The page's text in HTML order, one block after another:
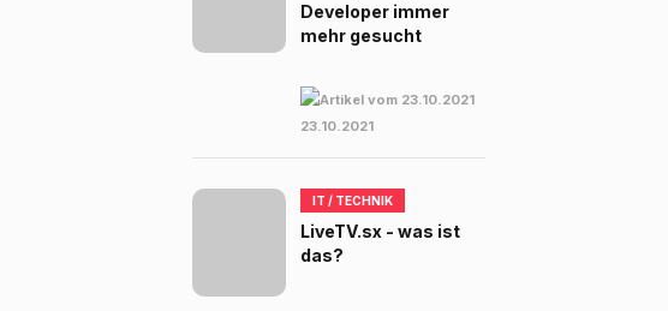
Developer immer
mehr gesucht
23.10.2021
IT / TECHNIK
LiveTV.sx - was ist
das?